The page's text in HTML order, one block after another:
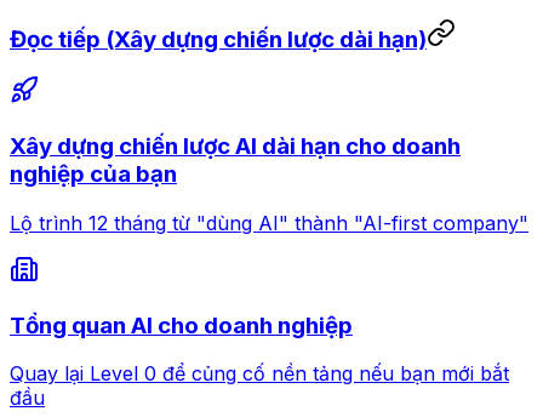
Đọc tiếp (Xây dựng chiến lược dài hạn)
Xây dựng chiến lược AI dài hạn cho doanh
nghiệp của bạn
Lộ trình 12 tháng từ "dùng AI" thành "AI-first company"
Tổng quan AI cho doanh nghiệp
Quay lại Level 0 để củng cố nền tảng nếu bạn mới bắt
đầu